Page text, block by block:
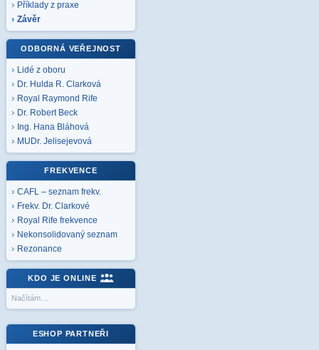
Příklady z praxe
Závěr
ODBORNÁ VEŘEJNOST
Lidé z oboru
Dr. Hulda R. Clarková
Royal Raymond Rife
Dr. Robert Beck
Ing. Hana Bláhová
MUDr. Jelisejevová
FREKVENCE
CAFL – seznam frekv.
Frekv. Dr. Clarkové
Royal Rife frekvence
Nekonsolidovaný seznam
Rezonance
KDO JE ONLINE
Načítám…
ESHOP PARTNEŘI